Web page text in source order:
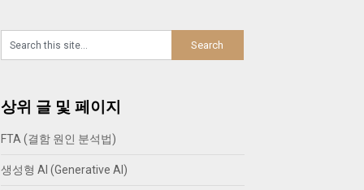
상위 글 및 페이지
FTA (결함 원인 분석법)
생성형 AI (Generative AI)